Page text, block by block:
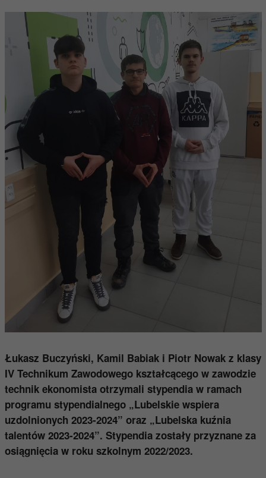
Łukasz Buczyński, Kamil Babiak i Piotr Nowak z klasy
IV Technikum Zawodowego kształcącego w zawodzie
technik ekonomista otrzymali stypendia w ramach
programu stypendialnego „Lubelskie wspiera
uzdolnionych 2023-2024” oraz „Lubelska kuźnia
talentów 2023-2024”. Stypendia zostały przyznane za
osiągnięcia w roku szkolnym 2022/2023.